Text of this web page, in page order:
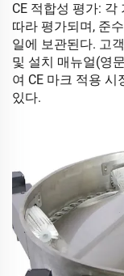
CE 적합성 평가: 각
따라 평가되며, 준
일에 보관된다. 고
및 설치 매뉴얼(영
여 CE 마크 적용
있다.